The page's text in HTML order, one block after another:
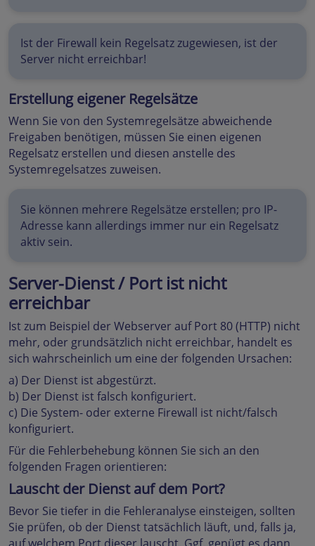
Ist der Firewall kein Regelsatz zugewiesen, ist der
Server nicht erreichbar!
Erstellung eigener Regelsätze
Wenn Sie von den Systemregelsätze abweichende
Freigaben benötigen, müssen Sie einen eigenen
Regelsatz erstellen und diesen anstelle des
Systemregelsatzes zuweisen.
Sie können mehrere Regelsätze erstellen; pro IP-
Adresse kann allerdings immer nur ein Regelsatz
aktiv sein.
Server-Dienst / Port ist nicht
erreichbar
Ist zum Beispiel der Webserver auf Port 80 (HTTP) nicht
mehr, oder grundsätzlich nicht erreichbar, handelt es
sich wahrscheinlich um eine der folgenden Ursachen:
a) Der Dienst ist abgestürzt.
b) Der Dienst ist falsch konfiguriert.
c) Die System- oder externe Firewall ist nicht/falsch
konfiguriert.
Für die Fehlerbehebung können Sie sich an den
folgenden Fragen orientieren:
Lauscht der Dienst auf dem Port?
Bevor Sie tiefer in die Fehleranalyse einsteigen, sollten
Sie prüfen, ob der Dienst tatsächlich läuft, und, falls ja,